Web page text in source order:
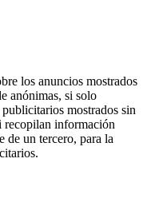
los anuncios mostrados
anónimas, si solo
mostrados sin
recopilan información
de un tercero, para la